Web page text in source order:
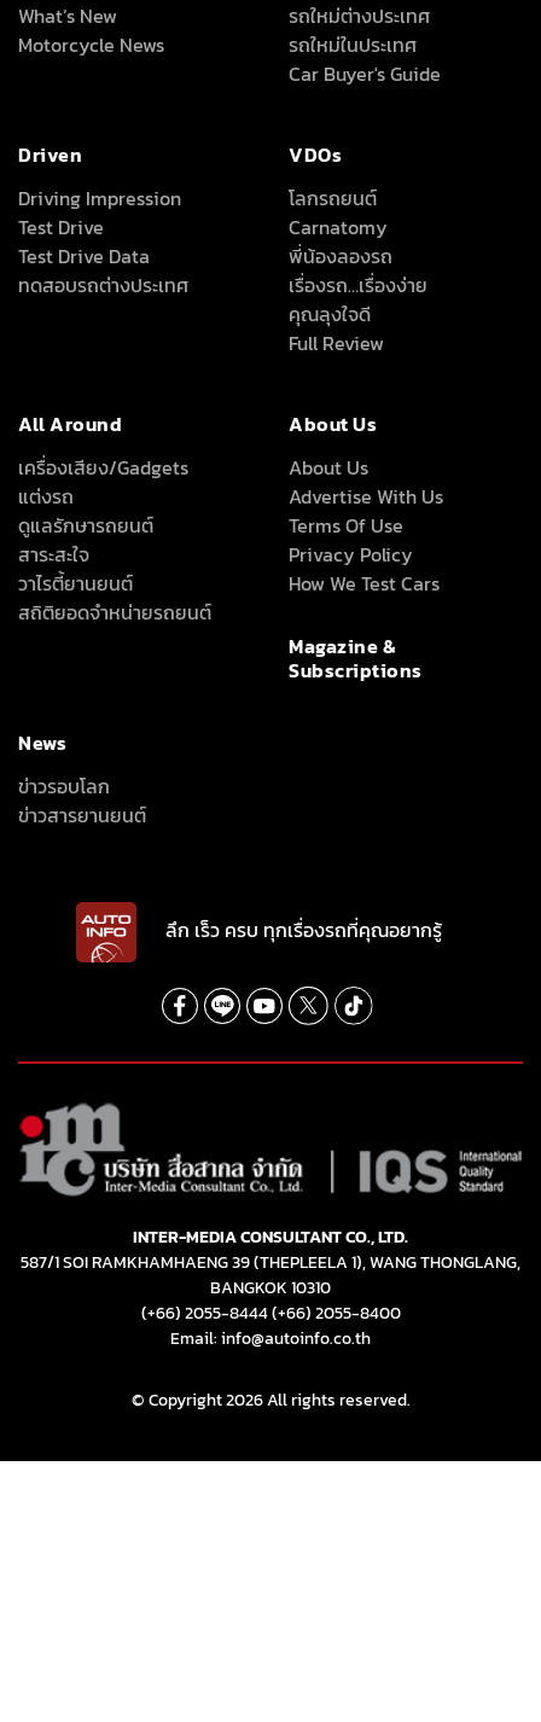
What’s New
Motorcycle News
รถใหม่ต่างประเทศ
รถใหม่ในประเทศ
Car Buyer's Guide
Driven
Driving Impression
Test Drive
Test Drive Data
ทดสอบรถต่างประเทศ
VDOs
โลกรถยนต์
Carnatomy
พี่น้องลองรถ
เรื่องรถ…เรื่องง่าย
คุณลุงใจดี
Full Review
All Around
เครื่องเสียง/Gadgets
แต่งรถ
ดูแลรักษารถยนต์
สาระสะใจ
วาไรตี้ยานยนต์
สถิติยอดจำหน่ายรถยนต์
About Us
About Us
Advertise With Us
Terms Of Use
Privacy Policy
How We Test Cars
Magazine &
Subscriptions
News
ข่าวรอบโลก
ข่าวสารยานยนต์
ลึก เร็ว ครบ ทุกเรื่องรถที่คุณอยากรู้
INTER-MEDIA CONSULTANT CO., LTD.
587/1 SOI RAMKHAMHAENG 39 (THEPLEELA 1), WANG THONGLANG,
BANGKOK 10310
(+66) 2055-8444(+66) 2055-8400
Email: info@autoinfo.co.th
© Copyright 2026 All rights reserved.